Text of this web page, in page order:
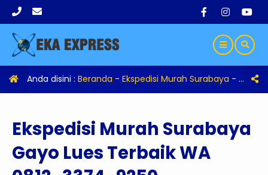
Anda disini : Beranda - Ekspedisi Murah Surabaya -
Ekspedisi Murah Surabaya
Gayo Lues Terbaik WA